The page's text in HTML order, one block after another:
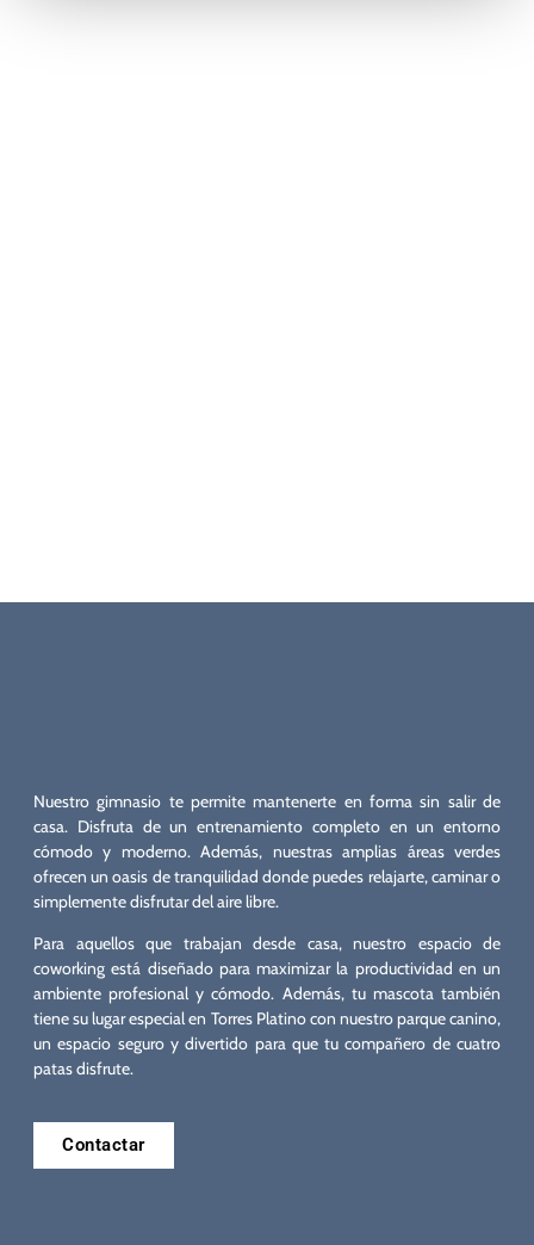
Nuestro gimnasio te permite mantenerte en forma sin salir de
casa. Disfruta de un entrenamiento completo en un entorno
cómodo y moderno. Además, nuestras amplias áreas verdes
ofrecen un oasis de tranquilidad donde puedes relajarte, caminar o
simplemente disfrutar del aire libre.
Para aquellos que trabajan desde casa, nuestro espacio de
coworking está diseñado para maximizar la productividad en un
ambiente profesional y cómodo. Además, tu mascota también
tiene su lugar especial en Torres Platino con nuestro parque canino,
un espacio seguro y divertido para que tu compañero de cuatro
patas disfrute.
Contactar